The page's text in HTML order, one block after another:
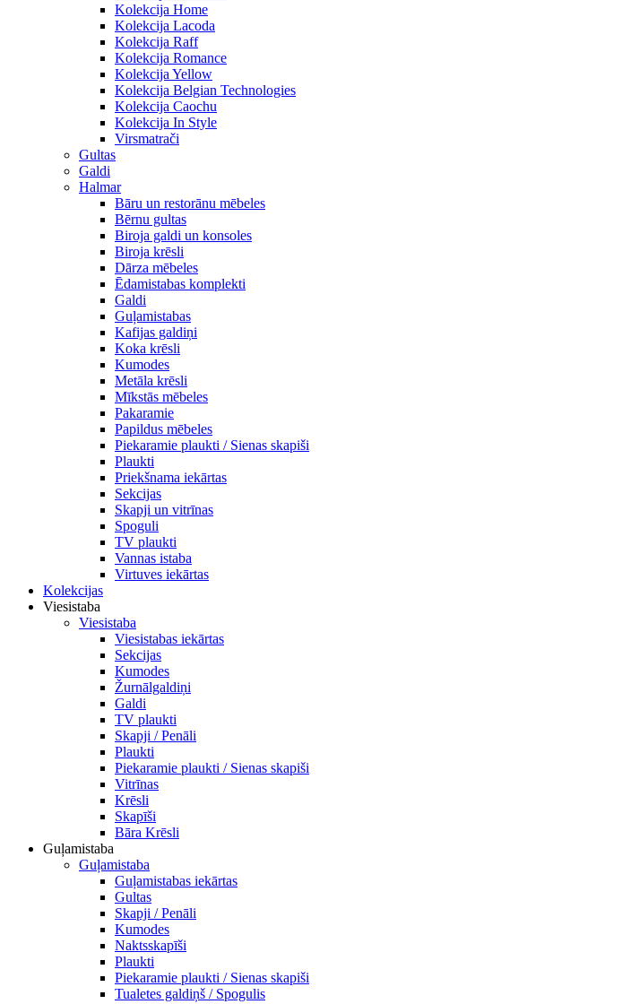
Kolekcija Home
Kolekcija Lacoda
Kolekcija Raff
Kolekcija Romance
Kolekcija Yellow
Kolekcija Belgian Technologies
Kolekcija Caochu
Kolekcija In Style
Virsmatrači
Gultas
Galdi
Halmar
Bāru un restorānu mēbeles
Bērnu gultas
Biroja galdi un konsoles
Biroja krēsli
Dārza mēbeles
Ēdamistabas komplekti
Galdi
Guļamistabas
Kafijas galdiņi
Koka krēsli
Kumodes
Metāla krēsli
Mīkstās mēbeles
Pakaramie
Papildus mēbeles
Piekaramie plaukti / Sienas skapiši
Plaukti
Priekšnama iekārtas
Sekcijas
Skapji un vitrīnas
Spoguli
TV plaukti
Vannas istaba
Virtuves iekārtas
Kolekcijas
Viesistaba
Viesistaba
Viesistabas iekārtas
Sekcijas
Kumodes
Žurnālgaldiņi
Galdi
TV plaukti
Skapji / Penāli
Plaukti
Piekaramie plaukti / Sienas skapiši
Vitrīnas
Krēsli
Skapīši
Bāra Krēsli
Guļamistaba
Guļamistaba
Guļamistabas iekārtas
Gultas
Skapji / Penāli
Kumodes
Naktsskapīši
Plaukti
Piekaramie plaukti / Sienas skapiši
Tualetes galdiņš / Spogulis